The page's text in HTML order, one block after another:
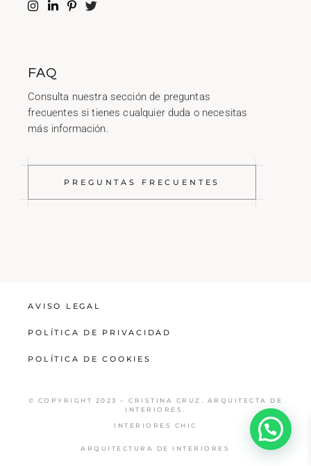
FAQ
Consulta nuestra sección de preguntas
frecuentes si tienes cualquier duda o necesitas
más información.
PREGUNTAS FRECUENTES
AVISO LEGAL
POLÍTICA DE PRIVACIDAD
POLÍTICA DE COOKIES
© COPYRIGHT 2023 – CRISTINA CRUZ. ARQUITECTA DE
INTERIORES.
INTERIORES CHIC
ARQUITECTURA DE INTERIORES